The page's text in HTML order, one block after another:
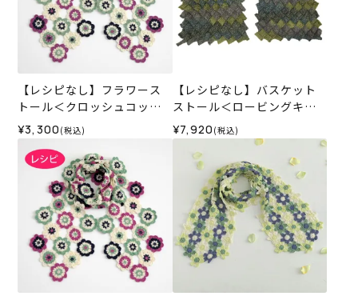
【レシピなし】フラワース
トール＜クロッシュコット
ン01A＞（編み物 材料セッ
ト）
¥3,300 (税込)
【レシピなし】バスケット
ストール＜ロービングキッ
ス60G＞（編み物 材料セッ
ト）
¥7,920 (税込)